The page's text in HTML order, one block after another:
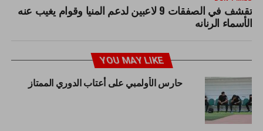
تقشف في الصفقات 9 لاعبين لدعم المنيا وقوام يغيب عنه
الأسماء الرنانه
YOU MAY LIKE
حارس الأولمبي على أعتاب الدوري الممتاز